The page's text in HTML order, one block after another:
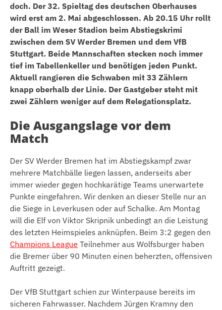
doch. Der 32. Spieltag des deutschen Oberhauses
wird erst am 2. Mai abgeschlossen. Ab 20.15 Uhr rollt
der Ball im Weser Stadion beim Abstiegskrimi
zwischen dem SV Werder Bremen und dem VfB
Stuttgart. Beide Mannschaften stecken noch immer
tief im Tabellenkeller und benötigen jeden Punkt.
Aktuell rangieren die Schwaben mit 33 Zählern
knapp oberhalb der Linie. Der Gastgeber steht mit
zwei Zählern weniger auf dem Relegationsplatz.
Die Ausgangslage vor dem
Match
Der SV Werder Bremen hat im Abstiegskampf zwar
mehrere Matchbälle liegen lassen, anderseits aber
immer wieder gegen hochkarätige Teams unerwartete
Punkte eingefahren. Wir denken an dieser Stelle nur an
die Siege in Leverkusen oder auf Schalke. Am Montag
will die Elf von Viktor Skripnik unbedingt an die Leistung
des letzten Heimspieles anknüpfen. Beim 3:2 gegen den
Champions League Teilnehmer aus Wolfsburger haben
die Bremer über 90 Minuten einen beherzten, offensiven
Auftritt gezeigt.
Der VfB Stuttgart schien zur Winterpause bereits im
sicheren Fahrwasser. Nachdem Jürgen Kramny den